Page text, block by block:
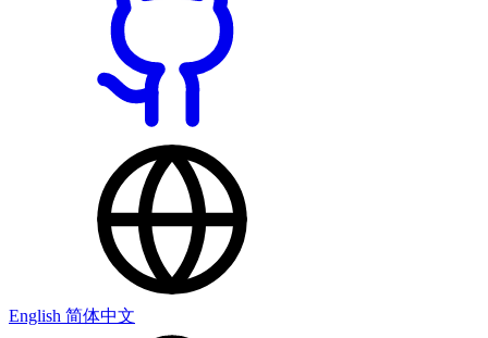
English 简体中文